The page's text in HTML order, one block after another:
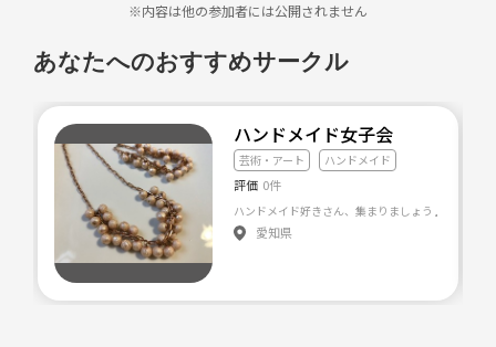
観る映画は、洋画・邦画・アニメ問わず、一人ひとりがプラスになるも
のをチョイスしてますっ😆🎉✨✨
映画が好き...
大好きな友達を増やしたい...
素敵な時間を共有したい...
何かピンと感じた方はぜひ一緒に盛り上がりましょうっ😆🎉💕✨
※内容は他の参加者には公開されません
あなたへのおすすめサークル
ハンドメイド女子会
芸術・アート ハンドメイド
評価 0件
愛知県